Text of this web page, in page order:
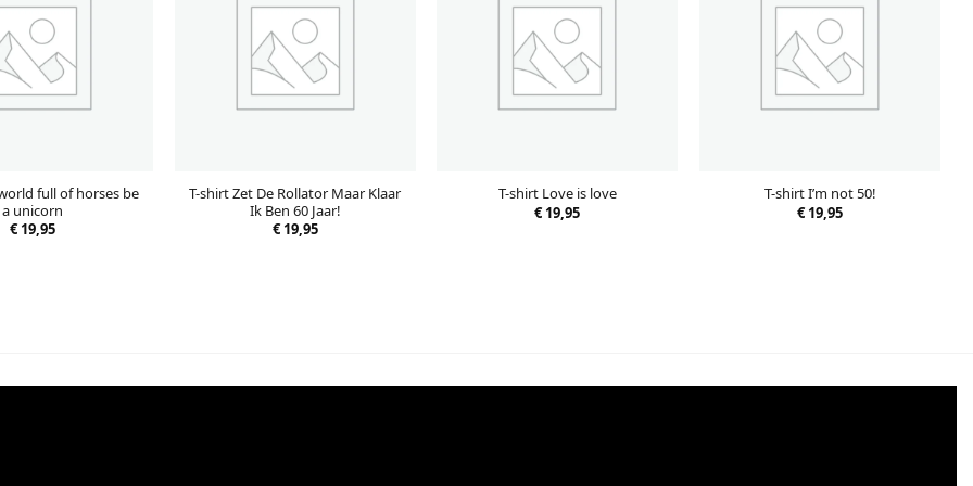
full of horses be
a unicorn
€19,95
T-shirt Zet De Rollator Maar Klaar
Ik Ben 60 Jaar!
€19,95
T-shirt Love is love
€19,95
T-shirt I’m not 50!
€19,95